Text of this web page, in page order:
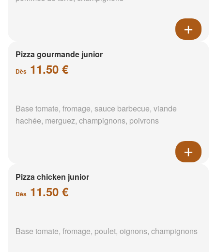
Pizza gourmande junior
Dès 11.50 €
Base tomate, fromage, sauce barbecue, viande
hachée, merguez, champignons, poivrons
Pizza chicken junior
Dès 11.50 €
Base tomate, fromage, poulet, oignons, champignons